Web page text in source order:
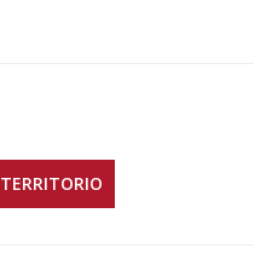
TERRITORIO